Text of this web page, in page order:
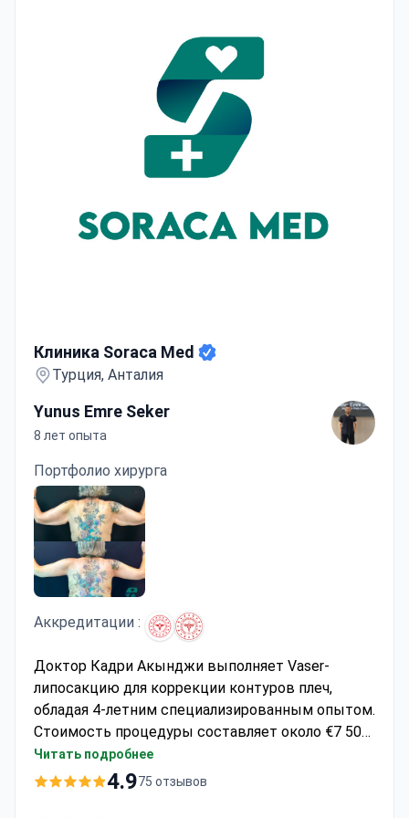
Клиника Soraca Med
Турция, Анталия
Yunus Emre Seker
8 лет опыта
Портфолио хирурга
Аккредитации :
Доктор Кадри Акынджи выполняет Vaser-
липосакцию для коррекции контуров плеч,
обладая 4-летним специализированным опытом.
Стоимость процедуры составляет около €7 500
— обычно в эту сумму включены операция, 5
ночей в отдельной палате, VIP-трансфер и
Читать подробнее
4.975 отзывов